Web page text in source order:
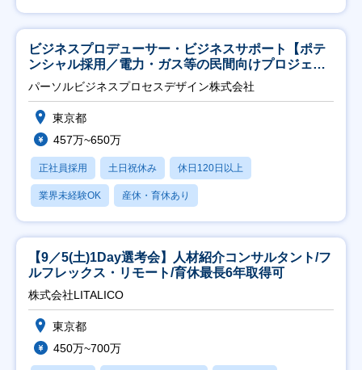
ビジネスプロデューサー・ビジネスサポート【ポテ
ンシャル採用／電力・ガス等の民間向けプロジェク
ト推進】
パーソルビジネスプロセスデザイン株式会社
東京都
457万~650万
正社員採用 土日祝休み 休日120日以上
業界未経験OK 産休・育休あり
【9／5(土)1Day選考会】人材紹介コンサルタント/フ
ルフレックス・リモート/育休最長6年取得可
株式会社LITALICO
東京都
450万~700万